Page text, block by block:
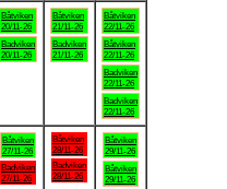
Båtviken
20/11-26
Badviken
20/11-26
Båtviken
21/11-26
Badviken
21/11-26
Båtviken
22/11-26
Båtviken
22/11-26
Badviken
22/11-26
Badviken
22/11-26
Båtviken
27/11-26
Badviken
27/11-26
Båtviken
28/11-26
Badviken
28/11-26
Båtviken
29/11-26
Båtviken
29/11-26